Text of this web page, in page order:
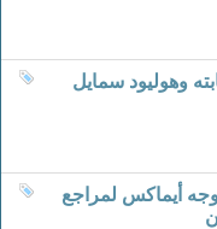
وهوليود سمايل
وجه أيماكس لمراجع